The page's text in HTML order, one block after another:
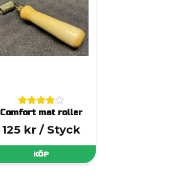
Comfort mat roller
125 kr / Styck
KÖP